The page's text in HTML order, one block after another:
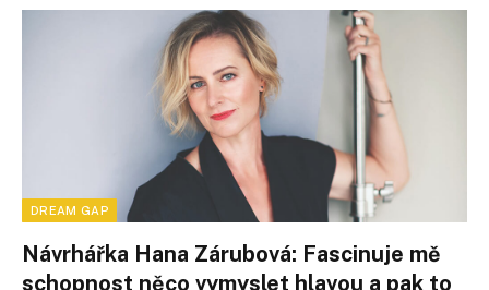
DREAM GAP
Návrhářka Hana Zárubová: Fascinuje mě
schopnost něco vymyslet hlavou a pak to